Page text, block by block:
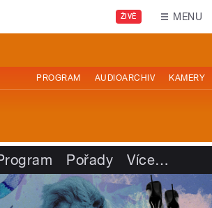
ŽIVĚ MENU
PROGRAM AUDIOARCHIV KAMERY
Pořady Více…